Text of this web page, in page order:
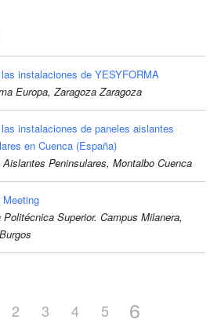
instalaciones de YESYFORMA
Europa, Zaragoza Zaragoza
instalaciones de paneles aislantes
en Cuenca (España)
Aislantes Peninsulares, Montalbo Cuenca
Meeting
Superior. Campus Milanera,
2 3 4 5 6